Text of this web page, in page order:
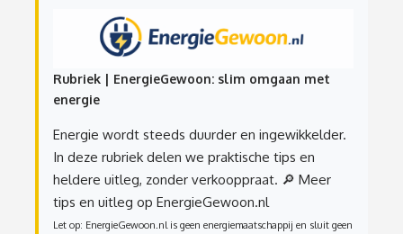
Rubriek | EnergieGewoon: slim omgaan met
energie
Energie wordt steeds duurder en ingewikkelder.
In deze rubriek delen we praktische tips en
heldere uitleg, zonder verkooppraat. 🔎 Meer
tips en uitleg op EnergieGewoon.nl
Let op: EnergieGewoon.nl is geen energiemaatschappij en sluit geen